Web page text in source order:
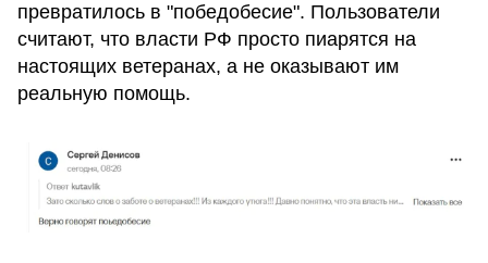
превратилось в "победобесие". Пользователи
считают, что власти РФ просто пиарятся на
настоящих ветеранах, а не оказывают им
реальную помощь.